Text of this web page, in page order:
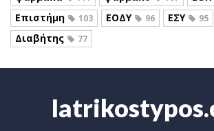
Επιστήμη 103 ΕΟΔΥ 96 ΕΣΥ 95
Διαβήτης 77